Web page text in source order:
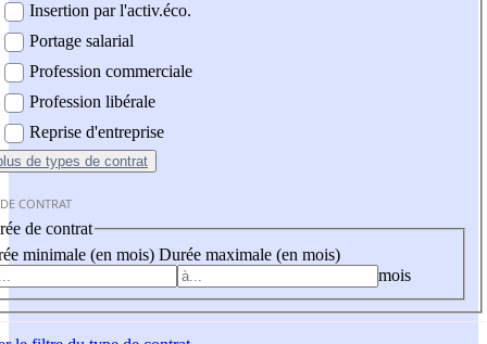
Insertion par l'activ.éco.
Portage salarial
Profession commerciale
Profession libérale
Reprise d'entreprise
de types de contrat
CONTRAT
de contrat
minimale (en mois) Durée maximale (en mois)
mois